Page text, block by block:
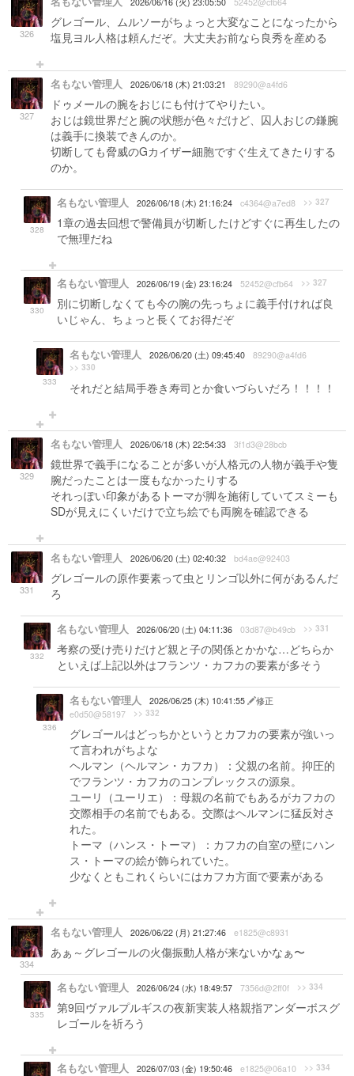
326
グレゴール、ムルソーがちょっと大変なことになったから
塩見ヨル人格は頼んだぞ。大丈夫お前なら良秀を産める
327
名もない管理人 2026/06/18 (木) 21:03:21 89290@a4fd6
ドゥメールの腕をおじにも付けてやりたい。
おじは鏡世界だと腕の状態が色々だけど、囚人おじの鎌腕
は義手に換装できんのか。
切断しても脅威のGカイザー細胞ですぐ生えてきたりする
のか。
328
名もない管理人 2026/06/18 (木) 21:16:24 c4364@a7ed8 >> 327
1章の過去回想で警備員が切断したけどすぐに再生したの
で無理だね
330
名もない管理人 2026/06/19 (金) 23:16:24 52452@cfb64 >> 327
別に切断しなくても今の腕の先っちょに義手付ければ良
いじゃん、ちょっと長くてお得だぞ
333
名もない管理人 2026/06/20 (土) 09:45:40 89290@a4fd6
>> 330
それだと結局手巻き寿司とか食いづらいだろ！！！！
329
名もない管理人 2026/06/18 (木) 22:54:33 3f1d3@28bcb
鏡世界で義手になることが多いが人格元の人物が義手や隻
腕だったことは一度もなかったりする
それっぽい印象があるトーマが脚を施術していてスミーも
SDが見えにくいだけで立ち絵でも両腕を確認できる
331
名もない管理人 2026/06/20 (土) 02:40:32 bd4ae@92403
グレゴールの原作要素って虫とリンゴ以外に何があるんだ
ろ
332
名もない管理人 2026/06/20 (土) 04:11:36 03d87@b49cb >> 331
考察の受け売りだけど親と子の関係とかかな…どちらか
といえば上記以外はフランツ・カフカの要素が多そう
336
名もない管理人 2026/06/25 (木) 10:41:55
修正
e0d50@58197
>> 332
グレゴールはどっちかというとカフカの要素が強いっ
て言われがちよな
ヘルマン（ヘルマン・カフカ）：父親の名前。抑圧的
でフランツ・カフカのコンプレックスの源泉。
ユーリ（ユーリエ）：母親の名前でもあるがカフカの
交際相手の名前でもある。交際はヘルマンに猛反対さ
れた。
トーマ（ハンス・トーマ）：カフカの自室の壁にハン
ス・トーマの絵が飾られていた。
少なくともこれくらいにはカフカ方面で要素がある
334
名もない管理人 2026/06/22 (月) 21:27:46 e1825@c8931
あぁ～グレゴールの火傷振動人格が来ないかなぁ〜
335
名もない管理人 2026/06/24 (水) 18:49:57 7356d@2ff0f >> 334
第9回ヴァルプルギスの夜新実装人格親指アンダーボスグ
レゴールを祈ろう
名もない管理人 2026/07/03 (金) 19:50:46 e1825@06a10 >> 334